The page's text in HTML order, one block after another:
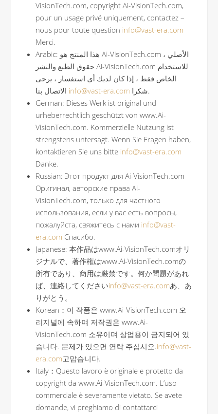
VisionTech.com, copyright Ai-VisionTech.com,
pour un usage privé uniquement, contactez –
nous pour toute question info@vast-era.com
Merci.
Arabic: هذا المنتج هو Ai-VisionTech.com الأصلي ،
حقوق الطبع والنشر Ai-VisionTech.com للاستخدام
الخاص فقط ، إذا كان لديك أي استفسار ، يرجى
info@vast-era.com
شكرا.
German: Dieses Werk ist original und
urheberrechtlich geschützt von www.Ai-
VisionTech.com. Kommerzielle Nutzung ist
strengstens untersagt. Wenn Sie Fragen haben,
kontaktieren Sie uns bitte info@vast-era.com
Danke.
Russian: Этот продукт для Ai-VisionTech.com
Оригинал, авторские права Ai-
VisionTech.com, только для частного
использования, если у вас есть вопросы,
пожалуйста, свяжитесь с нами info@vast-
era.com Спасибо.
Japanese: 本作品はwww.Ai-VisionTech.comオリ
ジナルで、著作権はwww.Ai-VisionTech.comの
所有であり、商用は厳禁です。何か問題があれ
ば、連絡してくださいinfo@vast-era.comあ、あ
りがとう。
Korean：이 작품은 www.Ai-VisionTech.com 오
리지널에 속하며 저작권은 www.Ai-
VisionTech.com 소유이며 상업용이 금지되어 있
습니다. 문제가 있으면 연락 주십시오.info@vast-
era.com고맙습니다.
Italy：Questo lavoro è originale e protetto da
copyright da www.Ai-VisionTech.com. L’uso
commerciale è severamente vietato. Se avete
domande, vi preghiamo di contattarci